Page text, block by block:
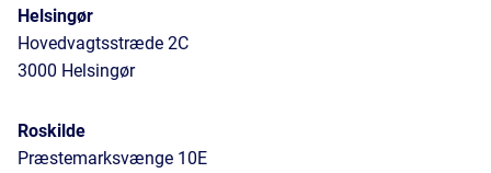
Helsingør
Hovedvagtsstræde 2C
3000 Helsingør
Roskilde
Præstemarksvænge 10E